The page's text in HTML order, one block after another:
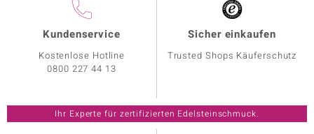
Kundenservice
Kostenlose Hotline
0800 227 44 13
Sicher einkaufen
Trusted Shops Käuferschutz
Ihr Experte für zertifizierten Edelsteinschmuck.